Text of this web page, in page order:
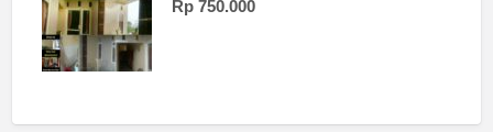
Rp 750.000